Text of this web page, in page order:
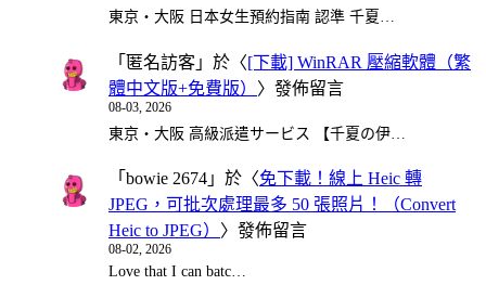
東京・大阪 日本女生預約指南 認準 千夏…
「 匿名訪客 」於〈[下載] WinRAR 壓縮軟體（繁
體中文版+免費版） 〉發佈留言
08-03, 2026
東京・大阪 高級派遣サービス 【千夏の伊…
「 bowie 2674 」於〈免下載！線上 Heic 轉
JPEG，可批次處理最多 50 張照片！（Convert
Heic to JPEG） 〉發佈留言
08-02, 2026
Love that I can batc…